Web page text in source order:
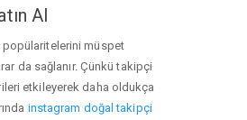
Al
popülaritelerini müspet
da sağlanır. Çünkü takipçi
etkileyerek daha oldukça
instagram doğal takipçi